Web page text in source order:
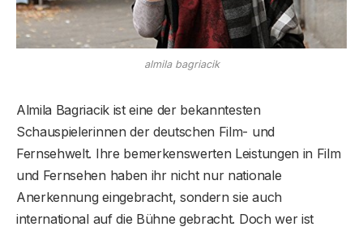
almila bagriacik
Almila Bagriacik ist eine der bekanntesten
Schauspielerinnen der deutschen Film- und
Fernsehwelt. Ihre bemerkenswerten Leistungen in Film
und Fernsehen haben ihr nicht nur nationale
Anerkennung eingebracht, sondern sie auch
international auf die Bühne gebracht. Doch wer ist